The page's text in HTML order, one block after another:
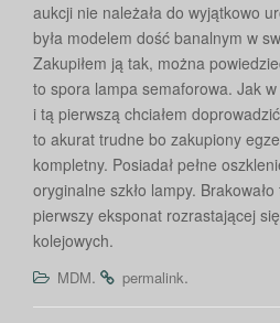
aukcji nie należała do wyjątkowo
była modelem dość banalnym w
Zakupiłem ją tak, można
to spora lampa semaforowa. Jak
i tą pierwszą chciałem
to akurat trudne bo zakupiony
kompletny. Posiadał pełne
oryginalne szkło lampy.
pierwszy eksponat rozrastającej
kolejowych.
MDM. permalink.